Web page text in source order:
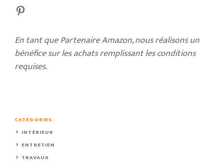
Pinterest
En tant que Partenaire Amazon, nous réalisons un
bénéfice sur les achats remplissant les conditions
requises.
CATÉGORIES
INTÉRIEUR
ENTRETIEN
TRAVAUX